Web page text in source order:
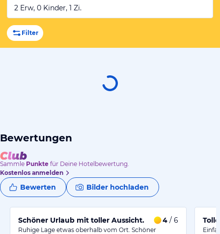
2 Erw, 0 Kinder, 1 Zi.
Filter
Bewertungen
Sammle Punkte für Deine Hotelbewertung.
Kostenlos anmelden
Bewerten Bilder hochladen
Schöner Urlaub mit toller Aussicht. 4 / 6
Ruhige Lage etwas oberhalb vom Ort. Schöner